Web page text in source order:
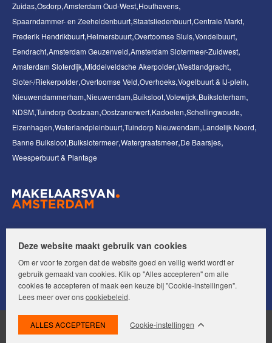
Zuidas Osdorp Amsterdam Oud-West Houthavens
Spaarndammer- en Zeeheldenbuurt Staatsliedenbuurt Centrale Markt
Frederik Hendrikbuurt Helmersbuurt Overtoomse Sluis Vondelbuurt
Eendracht Amsterdam Geuzenveld Amsterdam Slotermeer-Zuidwest
Amsterdam Sloterdijk Middelveldsche Akerpolder Westlandgracht
Sloter-/Riekerpolder Overtoomse Veld Overhoeks Vogelbuurt & IJ-plein
Nieuwendammerham Nieuwendam Buiksloot Volewijck Buiksloterham
NDSM Tuindorp Oostzaan Oostzanerwerf Kadoelen Schellingwoude
Elzenhagen Waterlandpleinbuurt Tuindorp Nieuwendam Landelijk Noord
Banne Buiksloot Buikslotermeer Watergraafsmeer De Baarsjes
Weesperbuurt & Plantage
Volg ons op:
© Makelaars van Amsterdam. Alle rechten voorbehouden.
Privacyverklaring
Deze website maakt gebruik van cookies
Om er voor te zorgen dat de website goed en veilig werkt wordt er
gebruik gemaakt van cookies. Klik op "Alles accepteren" om alle
cookies te accepteren of maak een keuze bij "Cookie-instellingen".
Lees meer over onscookiebeleid.
Cookie-instellingen